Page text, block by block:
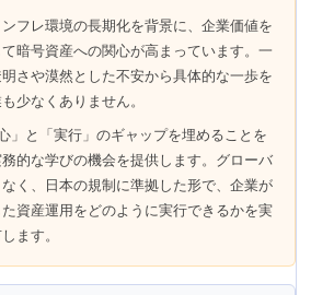
ンフレ環境の長期化を背景に、企業価値を
暗号資産への関心が高まっています。一
さや漠然とした不安から具体的な一歩を
少なくありません。
」と「実行」のギャップを埋めることを
的な学びの機会を提供します。グローバ
く、日本の規制に準拠した形で、企業が
資産運用をどのように実行できるかを実
ます。